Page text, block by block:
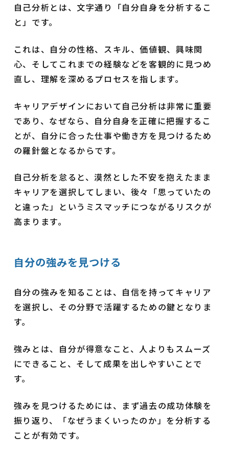
自己分析とは、文字通り「自分自身を分析するこ
と」です。
これは、自分の性格、スキル、価値観、興味関
心、そしてこれまでの経験などを客観的に見つめ
直し、理解を深めるプロセスを指します。
キャリアデザインにおいて自己分析は非常に重要
であり、なぜなら、自分自身を正確に把握するこ
とが、自分に合った仕事や働き方を見つけるため
の羅針盤となるからです。
自己分析を怠ると、漠然とした不安を抱えたまま
キャリアを選択してしまい、後々「思っていたの
と違った」というミスマッチにつながるリスクが
高まります。
自分の強みを見つける
自分の強みを知ることは、自信を持ってキャリア
を選択し、その分野で活躍するための鍵となりま
す。
強みとは、自分が得意なこと、人よりもスムーズ
にできること、そして成果を出しやすいことで
す。
強みを見つけるためには、まず過去の成功体験を
振り返り、「なぜうまくいったのか」を分析する
ことが有効です。